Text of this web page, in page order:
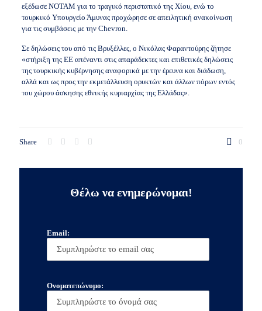
εξέδωσε ΝΟΤΑΜ για το τραγικό περιστατικό της Χίου, ενώ το
τουρκικό Υπουργείο Άμυνας προχώρησε σε απειλητική ανακοίνωση
για τις συμβάσεις με την Chevron.
Σε δηλώσεις του από τις Βρυξέλλες, ο Νικόλας Φαραντούρης ζήτησε
«στήριξη της ΕΕ απέναντι στις απαράδεκτες και επιθετικές δηλώσεις
της τουρκικής κυβέρνησης αναφορικά με την έρευνα και διάδωση,
αλλά και ως προς την εκμετάλλευση ορυκτών και άλλων πόρων εντός
του χώρου άσκησης εθνικής κυριαρχίας της Ελλάδας».
Share 0
Θέλω να ενημερώνομαι!
Email:
Ονοματεπώνυμο: